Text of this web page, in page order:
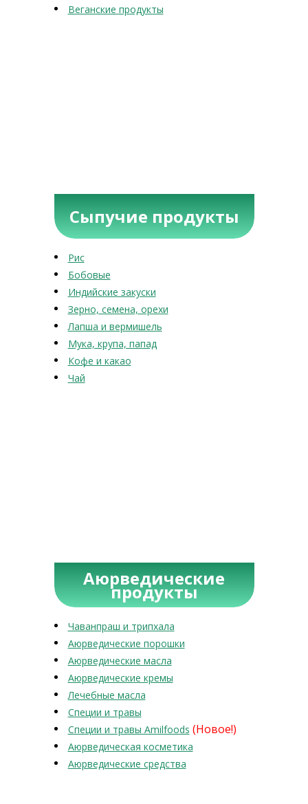
Веганские продукты
Сыпучие продукты
Рис
Бобовые
Индийские закуски
Зерно, семена, орехи
Лапша и вермишель
Мука, крупа, папад
Кофе и какао
Чай
Аюрведические
продукты
Чаванпраш и трипхала
Аюрведические порошки
Аюрведические масла
Аюрведические кремы
Лечебные масла
Специи и травы
Специи и травы Amilfoods (Новое!)
Аюрведическая косметика
Аюрведические средства